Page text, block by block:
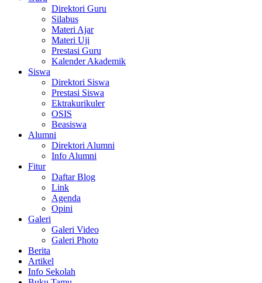
Direktori Guru
Silabus
Materi Ajar
Materi Uji
Prestasi Guru
Kalender Akademik
Siswa
Direktori Siswa
Prestasi Siswa
Ektrakurikuler
OSIS
Beasiswa
Alumni
Direktori Alumni
Info Alumni
Fitur
Daftar Blog
Link
Agenda
Opini
Galeri
Galeri Video
Galeri Photo
Berita
Artikel
Info Sekolah